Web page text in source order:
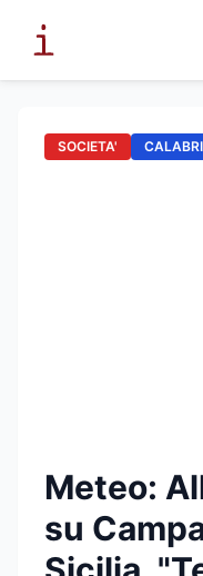
SOCIETA'
Meteo:
su